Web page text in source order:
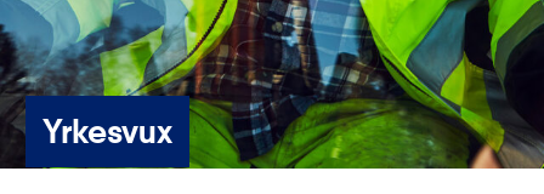
Yrkesvux